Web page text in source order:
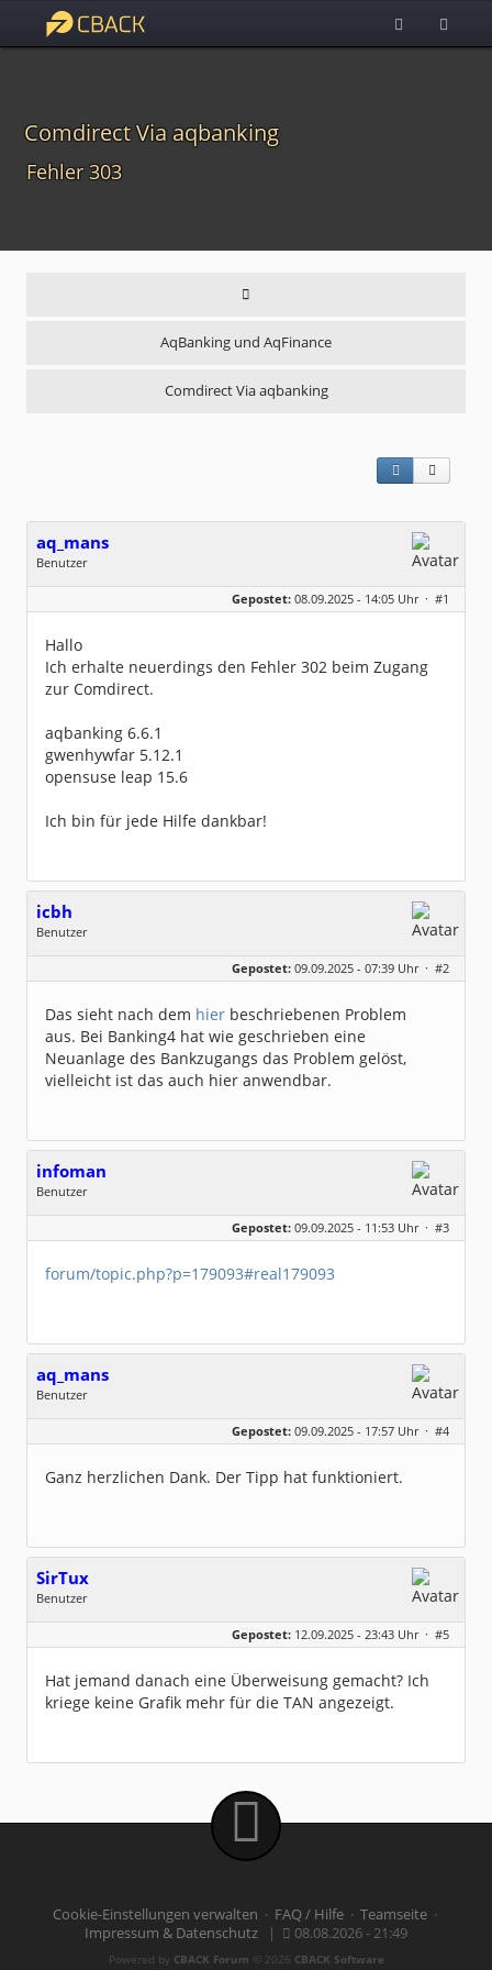
Comdirect Via aqbanking
Fehler 303
AqBanking und AqFinance
Comdirect Via aqbanking
aq_mans
Benutzer
Geschlecht:
keine Angabe
Dabei seit:
09 / 2025
Gepostet: 08.09.2025 - 14:05 Uhr · #1
Hallo
Ich erhalte neuerdings den Fehler 302 beim Zugang
zur Comdirect.
aqbanking 6.6.1
gwenhywfar 5.12.1
opensuse leap 15.6
Ich bin für jede Hilfe dankbar!
icbh
Benutzer
Dabei seit:
05 / 2020
Gepostet: 09.09.2025 - 07:39 Uhr · #2
Das sieht nach dem hier beschriebenen Problem
aus. Bei Banking4 hat wie geschrieben eine
Neuanlage des Bankzugangs das Problem gelöst,
vielleicht ist das auch hier anwendbar.
infoman
Benutzer
Geschlecht:
Dabei seit:
06 / 2008
Gepostet: 09.09.2025 - 11:53 Uhr · #3
forum/topic.php?p=179093#real179093
aq_mans
Benutzer
Dabei seit:
09 / 2025
Gepostet: 09.09.2025 - 17:57 Uhr · #4
Ganz herzlichen Dank. Der Tipp hat funktioniert.
SirTux
Benutzer
Geschlecht:
keine Angabe
Dabei seit:
08 / 2010
Gepostet: 12.09.2025 - 23:43 Uhr · #5
Hat jemand danach eine Überweisung gemacht? Ich
kriege keine Grafik mehr für die TAN angezeigt.
Cookie-Einstellungen verwalten · FAQ / Hilfe· Teamseite·
Impressum & Datenschutz | 08.08.2026 - 21:49
Powered by CBACK Forum © 2026 CBACK Software